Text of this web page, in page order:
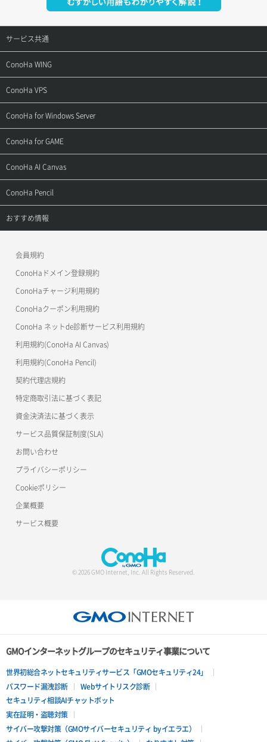
サービス共通
サポートトップ
ご契約・お支払い
お問い合わせ
ConoHa WING
サポートトップ
ご利用ガイド
よくある質問
ConoHa VPS
サポートトップ
ご利用ガイド
APIドキュメントVPS3.0
ConoHa for Windows Server
サポートトップ
ご利用ガイド
APIドキュメントVPS3.0
ConoHa for GAME
サポートトップ
ご利用ガイド
ConoHa AI Canvas
サポートトップ
ご利用ガイド
ConoHa Pencil
サポートトップ
おすすめ情報
美雲このは徹底ガイド
会員規約
ConoHaドメイン登録規約
ConoHaチャージ利用規約
ConoHaクーポン利用規約
ConoHa ネットde診断サービス利用規約
利用規約(ConoHa AI Canvas)
利用規約(ConoHa Pencil)
契約代理店規約
特定商取引法に基づく表記
資金決済法に基づく表示
サービス品質保証制度(SLA)
お問い合わせ
プライバシーポリシー
Cookieポリシー
企業概要
サービス概要
© 2026 GMO Internet, Inc. All Rights Reserved.
GMOインターネットグループのセキュリティ事業について
世界初総合ネットセキュリティサービス「GMOセキュリティ24」
パスワード漏洩診断
Webサイトリスク診断
セキュリティ相談AIチャットボット
実在証明・盗聴対策
サイバー攻撃対策（GMOサイバーセキュリティ byイエラエ）